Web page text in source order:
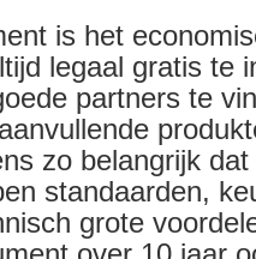
is het
legaal gratis te
partners te
zo belangrijk
standaarden,
grote